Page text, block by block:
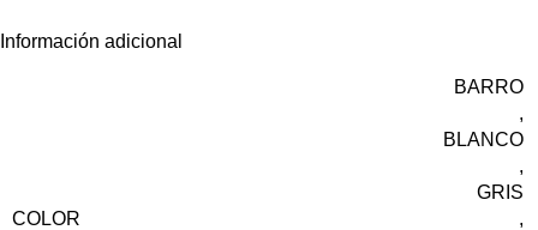
Información adicional
COLOR
BARRO
,
BLANCO
,
GRIS
,